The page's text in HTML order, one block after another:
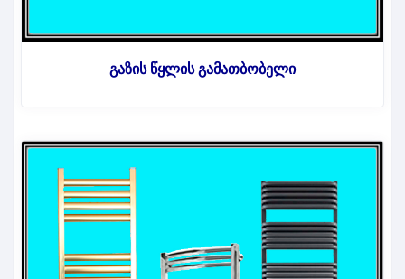
გაზის წყლის გამათბობელი